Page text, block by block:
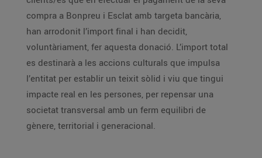
compra a Bonpreu i Esclat amb targeta bancària,
han arrodonit l’import final i han decidit,
voluntàriament, fer aquesta donació. L’import total
es destinarà a les accions culturals que impulsa
l’entitat per establir un teixit sòlid i viu que tingui
impacte real en les persones, per repensar una
societat transversal amb un ferm equilibri de
gènere, territorial i generacional.